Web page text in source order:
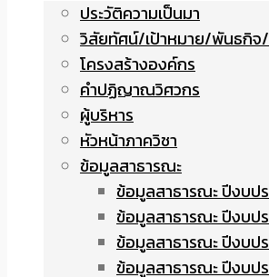
ประวัติความเป็นมา
วิสัยทัศน์/เป้าหมาย/พันธกิจ
โครงสร้างองค์กร
คำปฏิญาณวิศวกร
ผู้บริหาร
หัวหน้าภาควิชา
ข้อมูลสาธารณะ
ข้อมูลสาธารณะ ปีงบป
ข้อมูลสาธารณะ ปีงบป
ข้อมูลสาธารณะ ปีงบป
ข้อมูลสาธารณะ ปีงบป